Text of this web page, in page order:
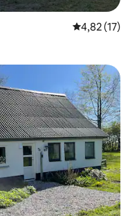
Évaluation
4,82 (17)